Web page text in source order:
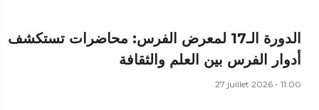
الدورة الـ17 لمعرض الفرس: محاضرات تستكشف
أدوار الفرس بين العلم والثقافة
27 juillet 2026 - 11:00